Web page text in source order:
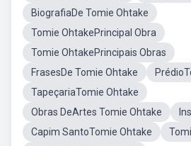
BiografiaDe Tomie Ohtake
Tomie OhtakePrincipal Obra
Tomie OhtakePrincipais Obras
FrasesDe Tomie Ohtake
TapeçariaTomie Ohtake
Obras DeArtes Tomie Ohtake
Capim SantoTomie Ohtake